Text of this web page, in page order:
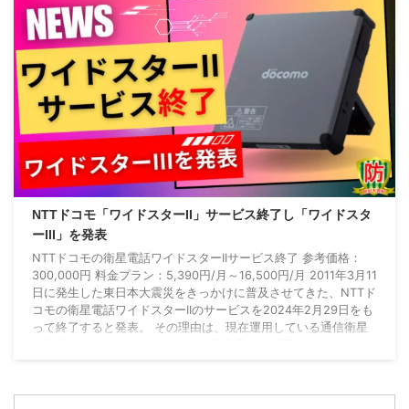
NTTドコモ「ワイドスターII」サービス終了し「ワイドスタ
ーIII」を発表
NTTドコモの衛星電話ワイドスターIIサービス終了 参考価格：
300,000円 料金プラン：5,390円/月～16,500円/月 2011年3月11
日に発生した東日本大震災をきっかけに普及させてきた、NTTド
コモの衛星電話ワイドスターIIのサービスを2024年2月29日をも
って終了すると発表。 その理由は、現在運用している通信衛星
...